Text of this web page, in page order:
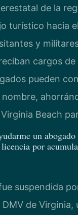
de la
turístico hacia
y
cargos
pueden
Beach
un
por
suspendida
de Virginia,